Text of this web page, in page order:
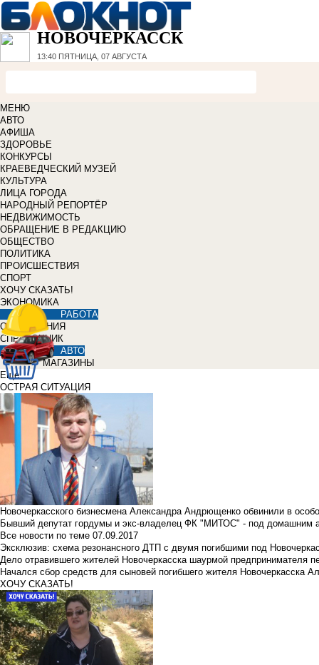
НОВОЧЕРКАССК
13:40 ПЯТНИЦА, 07 АВГУСТА
МЕНЮ
АВТО
АФИША
ЗДОРОВЬЕ
КОНКУРСЫ
КРАЕВЕДЧЕСКИЙ МУЗЕЙ
КУЛЬТУРА
ЛИЦА ГОРОДА
НАРОДНЫЙ РЕПОРТЁР
НЕДВИЖИМОСТЬ
ОБРАЩЕНИЕ В РЕДАКЦИЮ
ОБЩЕСТВО
ПОЛИТИКА
ПРОИСШЕСТВИЯ
СПОРТ
ХОЧУ СКАЗАТЬ!
ЭКОНОМИКА
РАБОТА
ОБЪЯВЛЕНИЯ
СПРАВОЧНИК
АВТО
МАГАЗИНЫ
Еще
ОСТРАЯ СИТУАЦИЯ
Новочеркасского бизнесмена Александра Андрющенко обвинили в
Бывший депутат гордумы и экс-владелец ФК "МИТОС" - под домашним
Все новости по теме 07.09.2017
Эксклюзив: схема резонансного ДТП с двумя погибшими под
Дело отравившего жителей Новочеркасска шаурмой предпринимателя
Начался сбор средств для сыновей погибшего жителя Новочеркасска
ХОЧУ СКАЗАТЬ!